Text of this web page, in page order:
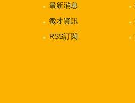
最新消息
徵才資訊
RSS訂閱